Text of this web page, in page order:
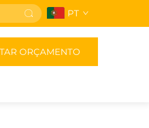
PT
ORÇAMENTO